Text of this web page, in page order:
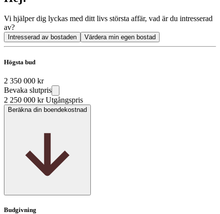
Vi hjälper dig lyckas med ditt livs största affär, vad är du intresserad
av?
Intresserad av bostaden Värdera min egen bostad
Högsta bud
2 350 000 kr
Bevaka slutpris
2 250 000 kr Utgångspris
Beräkna din boendekostnad
Budgivning